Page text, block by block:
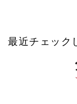
最近チェック